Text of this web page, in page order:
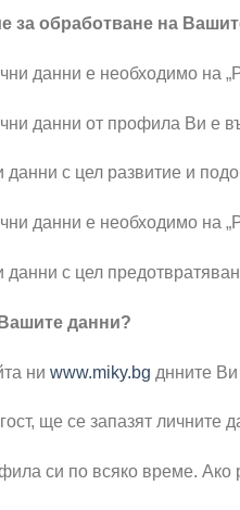
за обработване на
данни е необходимо на
данни от профила Ви е
с цел развитие и
данни е необходимо
с цел
данни?
ни www.miky.bg днните
ще се запазят
си по всяко време.